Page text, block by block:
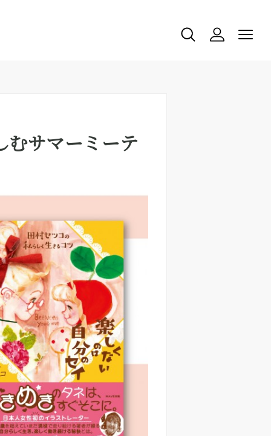
むサマーミーテ